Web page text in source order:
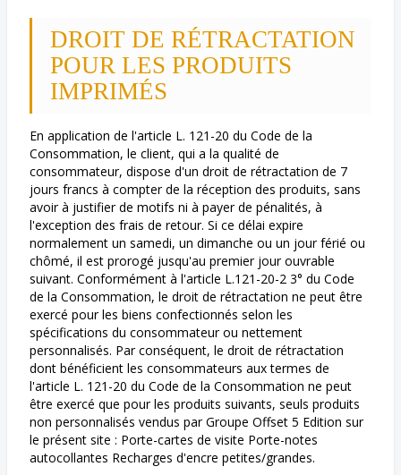
DROIT DE RÉTRACTATION
POUR LES PRODUITS
IMPRIMÉS
En application de l'article L. 121-20 du Code de la
Consommation, le client, qui a la qualité de
consommateur, dispose d'un droit de rétractation de 7
jours francs à compter de la réception des produits, sans
avoir à justifier de motifs ni à payer de pénalités, à
l'exception des frais de retour. Si ce délai expire
normalement un samedi, un dimanche ou un jour férié ou
chômé, il est prorogé jusqu'au premier jour ouvrable
suivant. Conformément à l'article L.121-20-2 3° du Code
de la Consommation, le droit de rétractation ne peut être
exercé pour les biens confectionnés selon les
spécifications du consommateur ou nettement
personnalisés. Par conséquent, le droit de rétractation
dont bénéficient les consommateurs aux termes de
l'article L. 121-20 du Code de la Consommation ne peut
être exercé que pour les produits suivants, seuls produits
non personnalisés vendus par Groupe Offset 5 Edition sur
le présent site : Porte-cartes de visite Porte-notes
autocollantes Recharges d'encre petites/grandes.